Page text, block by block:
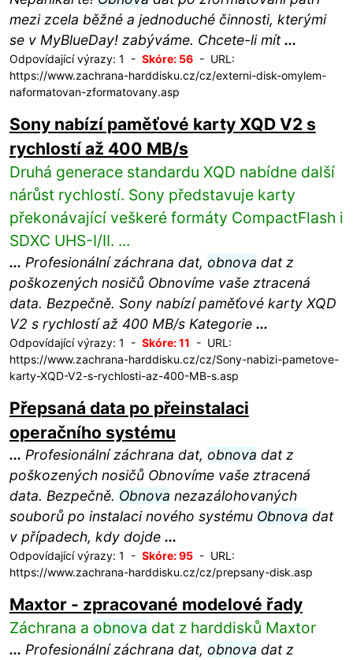
mezi zcela běžné a jednoduché činnosti, kterými
se v MyBlueDay! zabýváme. Chcete-li mít...
Odpovídající výrazy: 1 - Skóre: 56- URL:
https://www.zachrana-harddisku.cz/cz/externi-disk-omylem-
naformatovan-zformatovany.asp
Sony nabízí paměťové karty XQD V2 s
rychlostí až 400 MB/s
Druhá generace standardu XQD nabídne další
nárůst rychlostí. Sony představuje karty
překonávající veškeré formáty CompactFlash i
SDXC UHS-I/II. ...
... Profesionální záchrana dat, obnova dat z
poškozených nosičů Obnovíme vaše ztracená
data. Bezpečně. Sony nabízí paměťové karty XQD
V2 s rychlostí až 400 MB/s Kategorie ...
Odpovídající výrazy: 1 - Skóre: 11 - URL:
https://www.zachrana-harddisku.cz/cz/Sony-nabizi-pametove-
karty-XQD-V2-s-rychlosti-az-400-MB-s.asp
Přepsaná data po přeinstalaci
operačního systému
... Profesionální záchrana dat, obnova dat z
poškozených nosičů Obnovíme vaše ztracená
data. Bezpečně. Obnova nezazálohovaných
souborů po instalaci nového systému Obnova dat
v případech, kdy dojde ...
Odpovídající výrazy: 1 - Skóre: 95- URL:
https://www.zachrana-harddisku.cz/cz/prepsany-disk.asp
Maxtor - zpracované modelové řady
Záchrana a obnova dat z harddisků Maxtor
... Profesionální záchrana dat, obnova dat z